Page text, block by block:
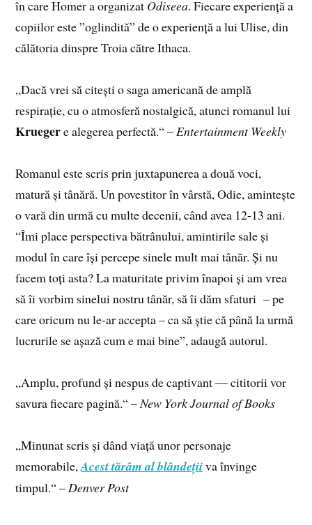
în care Homer a organizat Odiseea. Fiecare experiență a
copiilor este ”oglindită” de o experiență a lui Ulise, din
călătoria dinspre Troia către Ithaca.
„Dacă vrei să citești o saga americană de amplă
respirație, cu o atmosferă nostalgică, atunci romanul lui
Kruegere alegerea perfectă.“ –Entertainment Weekly
Romanul este scris prin juxtapunerea a două voci,
matură și tânără. Un povestitor în vârstă, Odie, amintește
o vară din urmă cu multe decenii, când avea 12-13 ani.
“Îmi place perspectiva bătrânului, amintirile sale și
modul în care își percepe sinele mult mai tânăr. Și nu
facem toți asta? La maturitate privim înapoi și am vrea
să îi vorbim sinelui nostru tânăr, să îi dăm sfaturi – pe
care oricum nu le-ar accepta – ca să știe că până la urmă
lucrurile se așază cum e mai bine”, adaugă autorul.
„Amplu, profund și nespus de captivant — cititorii vor
savura fiecare pagină.“ –New York Journal of Books
„Minunat scris și dând viață unor personaje
memorabile,Acest tărâm al blândețiiva învinge
timpul.“ –Denver Post